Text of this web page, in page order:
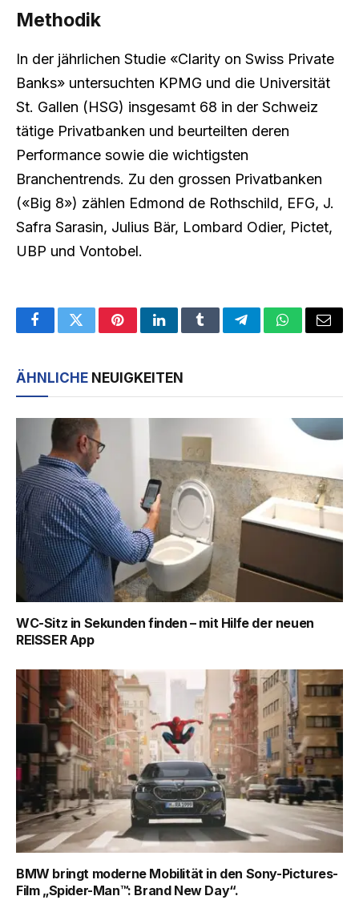
Methodik
In der jährlichen Studie «Clarity on Swiss Private
Banks» untersuchten KPMG und die Universität
St. Gallen (HSG) insgesamt 68 in der Schweiz
tätige Privatbanken und beurteilten deren
Performance sowie die wichtigsten
Branchentrends. Zu den grossen Privatbanken
(«Big 8») zählen Edmond de Rothschild, EFG, J.
Safra Sarasin, Julius Bär, Lombard Odier, Pictet,
UBP und Vontobel.
FacebookTwitterPinterestLinkedInTumblrTelegramWhatsApp
Email
ÄHNLICHE NEUIGKEITEN
WC-Sitz in Sekunden finden – mit Hilfe der neuen
REISSER App
BMW bringt moderne Mobilität in den Sony-Pictures-
Film „Spider-Man™: Brand New Day“.